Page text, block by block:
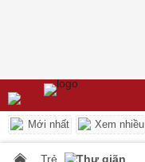
Mới nhất Xem nhiều
Trẻ Thư giãn